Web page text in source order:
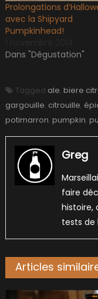
Prolongations
avec la Shipyard
Pumpkinhead!
Dans "Dégustation"
Tagged ale, biere
gargouille, citrouille,
potimarron, pumpkin,
Greg
faire
histoire,
tests de
Articles